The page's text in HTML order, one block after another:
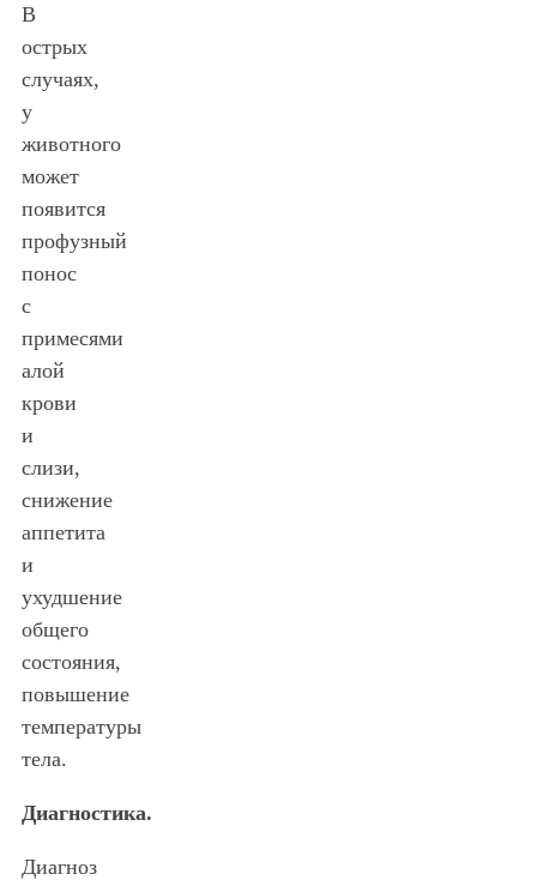
В
острых
случаях,
у
животного
может
появится
профузный
понос
с
примесями
алой
крови
и
слизи,
снижение
аппетита
и
ухудшение
общего
состояния,
повышение
температуры
тела.
Диагностика.
Диагноз